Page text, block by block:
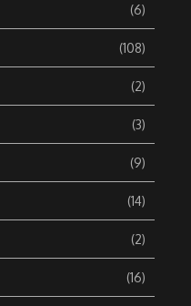
(6)
(108)
(2)
(3)
(9)
(14)
(2)
(16)